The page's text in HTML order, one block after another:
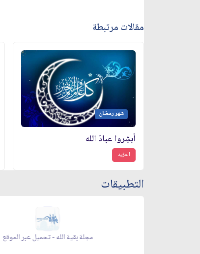
مقالات مرتبطة
شهر رمضان
أبشِروا عبادَ الله
المزيد
التطبيقات
زاد شهر رمضان - تحميل عبر الموقع